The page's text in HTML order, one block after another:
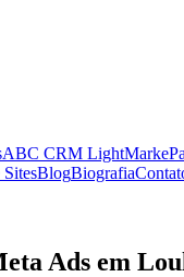
ABC CRM Light
BlogBiografia
Ads em